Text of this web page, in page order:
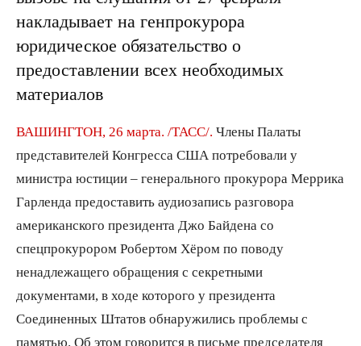
накладывает на генпрокурора
юридическое обязательство о
предоставлении всех необходимых
материалов
ВАШИНГТОН, 26 марта. /ТАСС/. Члены Палаты
представителей Конгресса США потребовали у
министра юстиции – генерального прокурора Меррика
Гарленда предоставить аудиозапись разговора
американского президента Джо Байдена со
спецпрокурором Робертом Хёром по поводу
ненадлежащего обращения с секретными
документами, в ходе которого у президента
Соединенных Штатов обнаружились проблемы с
памятью. Об этом говорится в письме председателя